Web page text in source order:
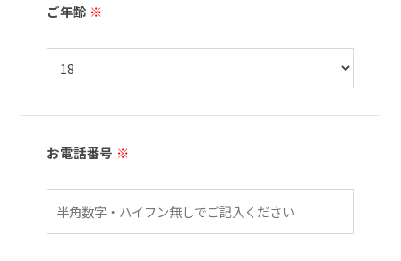
ご年齢 ※
お電話番号 ※